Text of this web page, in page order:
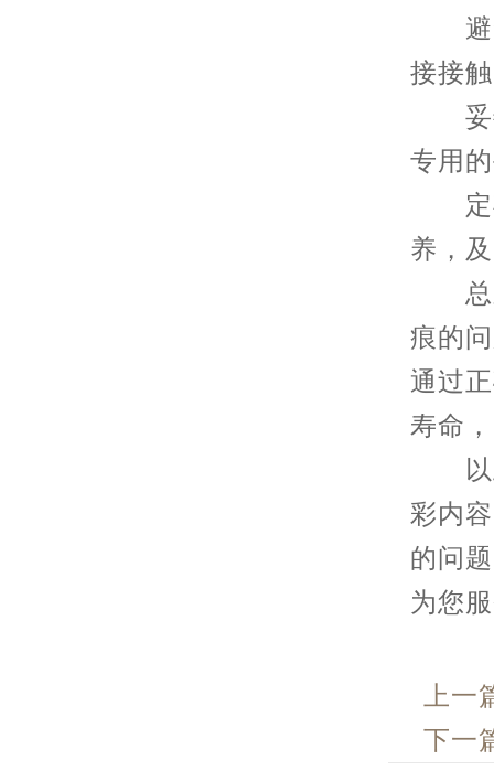
避免
接接
妥善
专用
定期
养，
总之
痕的
通过
寿命
以
彩内
的问
为您
上一
下一